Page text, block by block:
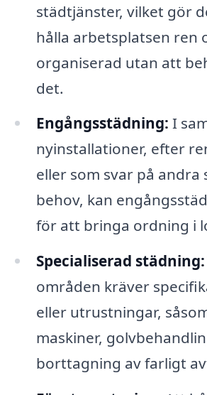
städtjänster, vilket gör
hålla arbetsplatsen ren
organiserad utan att
det.
Engångsstädning: I
nyinstallationer, efter
eller som svar på andra
behov, kan
för att bringa ordning i
Specialiserad städning:
områden kräver
eller utrustningar,
maskiner,
borttagning av farligt